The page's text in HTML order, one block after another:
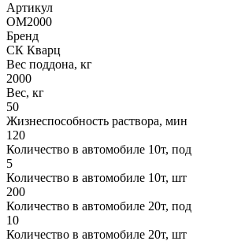
Артикул
ОМ2000
Бренд
СК Кварц
Вес поддона, кг
2000
Вес, кг
50
Жизнеспособность раствора, мин
120
Количество в автомобиле 10т, под
5
Количество в автомобиле 10т, шт
200
Количество в автомобиле 20т, под
10
Количество в автомобиле 20т, шт